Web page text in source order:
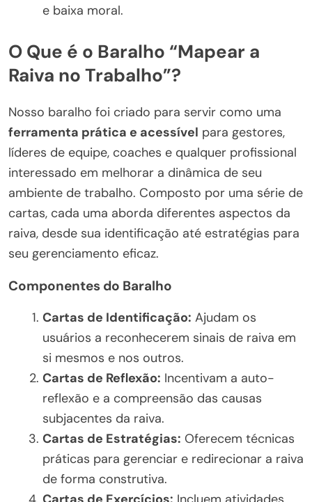
e baixa moral.
O Que é o Baralho “Mapear a
Raiva no Trabalho”?
Nosso baralho foi criado para servir como uma
ferramenta prática e acessível para gestores,
líderes de equipe, coaches e qualquer profissional
interessado em melhorar a dinâmica de seu
ambiente de trabalho. Composto por uma série de
cartas, cada uma aborda diferentes aspectos da
raiva, desde sua identificação até estratégias para
seu gerenciamento eficaz.
Componentes do Baralho
Cartas de Identificação: Ajudam os
usuários a reconhecerem sinais de raiva em
si mesmos e nos outros.
Cartas de Reflexão: Incentivam a auto-
reflexão e a compreensão das causas
subjacentes da raiva.
Cartas de Estratégias: Oferecem técnicas
práticas para gerenciar e redirecionar a raiva
de forma construtiva.